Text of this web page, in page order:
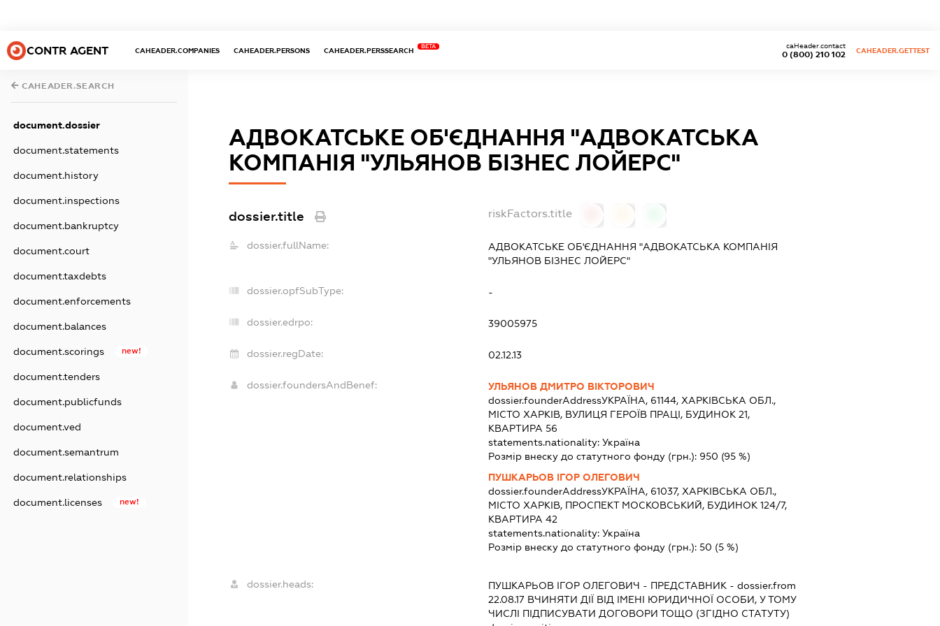
CONTR AGENT CAHEADER.COMPANIES CAHEADER.PERSONS CAHEADER.PERSSEARCH
BETA
0 (800) 210 102
caHeader.contact
CAHEADER.GETTEST
CAHEADER.SEARCH
document.dossier
document.statements
document.history
document.inspections
document.bankruptcy
document.court
document.taxdebts
document.enforcements
document.balances
document.scorings new!
document.tenders
document.publicfunds
document.ved
document.semantrum
document.relationships
document.licenses new!
АДВОКАТСЬКЕ ОБ'ЄДНАННЯ "АДВОКАТСЬКА
КОМПАНІЯ "УЛЬЯНОВ БІЗНЕС ЛОЙЕРС"
dossier.title riskFactors.title
dossier.fullName:
АДВОКАТСЬКЕ ОБ'ЄДНАННЯ "АДВОКАТСЬКА КОМПАНІЯ
"УЛЬЯНОВ БІЗНЕС ЛОЙЕРС"
dossier.opfSubType: -
dossier.edrpo: 39005975
dossier.regDate: 02.12.13
dossier.foundersAndBenef:
УЛЬЯНОВ ДМИТРО ВІКТОРОВИЧ
dossier.founderAddressУКРАЇНА, 61144, ХАРКІВСЬКА ОБЛ.,
МІСТО ХАРКІВ, ВУЛИЦЯ ГЕРОЇВ ПРАЦІ, БУДИНОК 21,
КВАРТИРА 56
statements.nationality: Україна
Розмір внеску до статутного фонду (грн.): 950 (95 %)
ПУШКАРЬОВ ІГОР ОЛЕГОВИЧ
dossier.founderAddressУКРАЇНА, 61037, ХАРКІВСЬКА ОБЛ.,
МІСТО ХАРКІВ, ПРОСПЕКТ МОСКОВСЬКИЙ, БУДИНОК 124/7,
КВАРТИРА 42
statements.nationality: Україна
Розмір внеску до статутного фонду (грн.): 50 (5 %)
dossier.heads: ПУШКАРЬОВ ІГОР ОЛЕГОВИЧ - ПРЕДСТАВНИК - dossier.from
22.08.17ВЧИНЯТИ ДІЇ ВІД ІМЕНІ ЮРИДИЧНОЇ ОСОБИ, У ТОМУ
ЧИСЛІ ПІДПИСУВАТИ ДОГОВОРИ ТОЩО (ЗГІДНО СТАТУТУ)